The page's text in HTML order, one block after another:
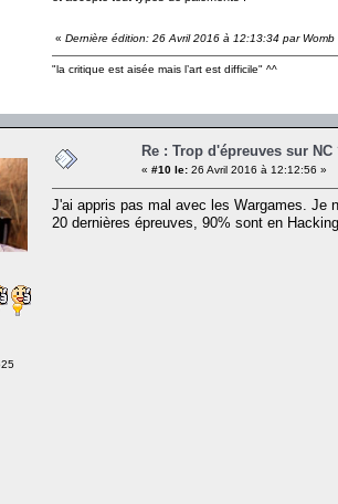
« Dernière édition: 26 Avril 2016 à 12:13:34 par Womb
"la critique est aisée mais l’art est difficile" ^^
Re : Trop d'épreuves sur NC
« #10 le: 26 Avril 2016 à 12:12:56 »
J'ai appris pas mal avec les Wargames. Je
20 dernières épreuves, 90% sont en